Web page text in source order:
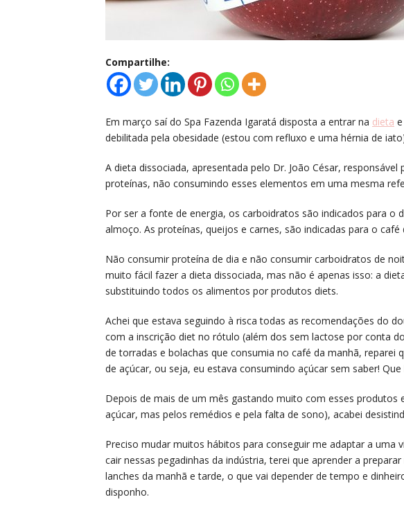
Compartilhe:
Em março saí do Spa Fazenda Igaratá disposta a entrar na dieta
debilitada pela obesidade (estou com refluxo e uma hérnia de
A dieta dissociada, apresentada pelo Dr. João César,
proteínas, não consumindo esses elementos em uma mesma
Por ser a fonte de energia, os carboidratos são indicados para o
almoço. As proteínas, queijos e carnes, são indicadas para o café
Não consumir proteína de dia e não consumir carboidratos de
muito fácil fazer a dieta dissociada, mas não é apenas isso: a
substituindo todos os alimentos por produtos diets.
Achei que estava seguindo à risca todas as recomendações do
com a inscrição diet no rótulo (além dos sem lactose por conta
de torradas e bolachas que consumia no café da manhã, reparei
de açúcar, ou seja, eu estava consumindo açúcar sem saber! Que
Depois de mais de um mês gastando muito com esses produtos
açúcar, mas pelos remédios e pela falta de sono), acabei
Preciso mudar muitos hábitos para conseguir me adaptar a uma
cair nessas pegadinhas da indústria, terei que aprender a
lanches da manhã e tarde, o que vai depender de tempo e
disponho.